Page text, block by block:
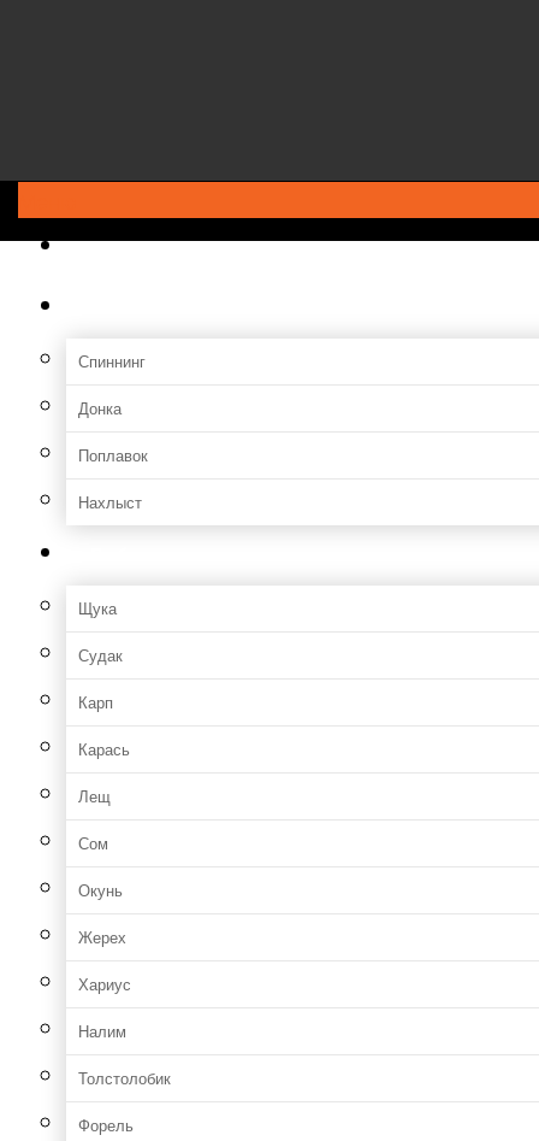
ГЛАВНАЯ
Спиннинг
Донка
Поплавок
Нахлыст
Щука
Судак
Карп
Карась
Лещ
Сом
Окунь
Жерех
Хариус
Налим
Толстолобик
Форель